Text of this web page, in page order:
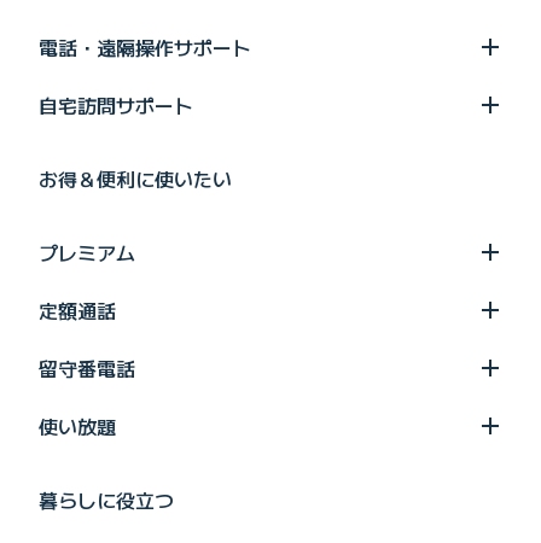
電話・遠隔操作サポート
自宅訪問サポート
お得＆便利に使いたい
プレミアム
定額通話
留守番電話
使い放題
暮らしに役立つ